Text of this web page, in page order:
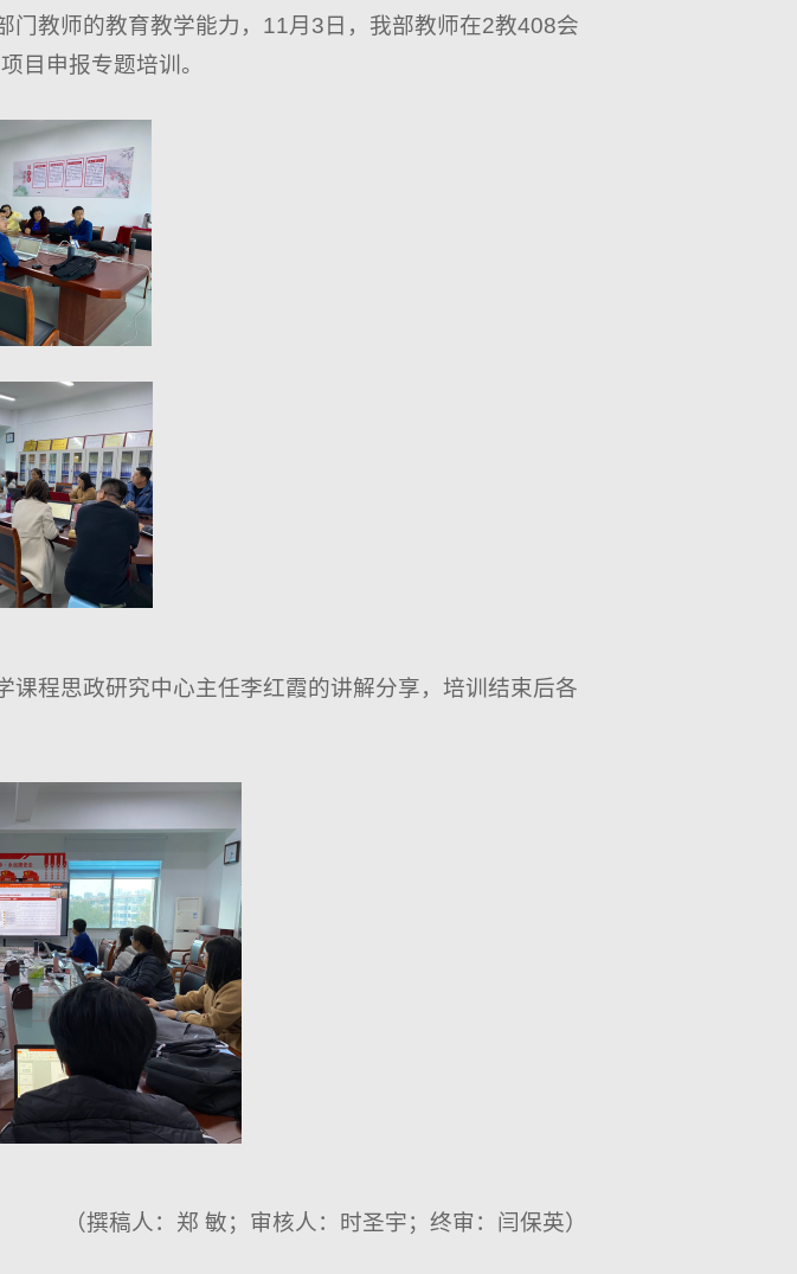
教师的教育教学能力，11月3日，我部教师在2教408会
目申报专题培训。
程思政研究中心主任李红霞的讲解分享，培训结束后各
（撰稿人：郑 敏；审核人：时圣宇；终审：闫保英）